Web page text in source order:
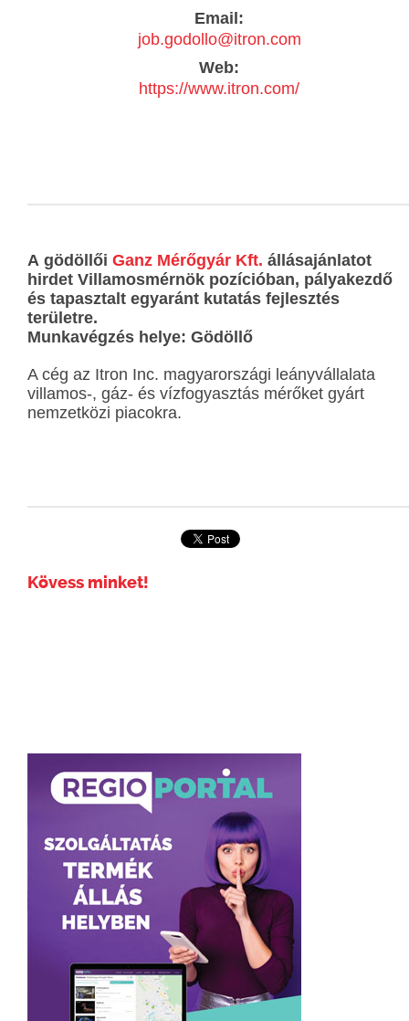
Email:
job.godollo@itron.com
Web:
https://www.itron.com/
A gödöllői Ganz Mérőgyár Kft. állásajánlatot
hirdet Villamosmérnök pozícióban, pályakezdő
és tapasztalt egyaránt kutatás fejlesztés
területre.
Munkavégzés helye: Gödöllő
A cég az Itron Inc. magyarországi leányvállalata
villamos-, gáz- és vízfogyasztás mérőket gyárt
nemzetközi piacokra.
Kövess minket!